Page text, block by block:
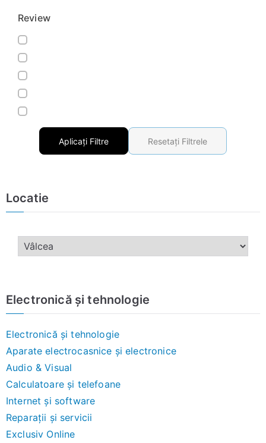
Review
Aplicați Filtre Resetați Filtrele
Locatie
Electronică și tehnologie
Electronică și tehnologie
Aparate electrocasnice și electronice
Audio & Visual
Calculatoare și telefoane
Internet și software
Reparații și servicii
Exclusiv Online